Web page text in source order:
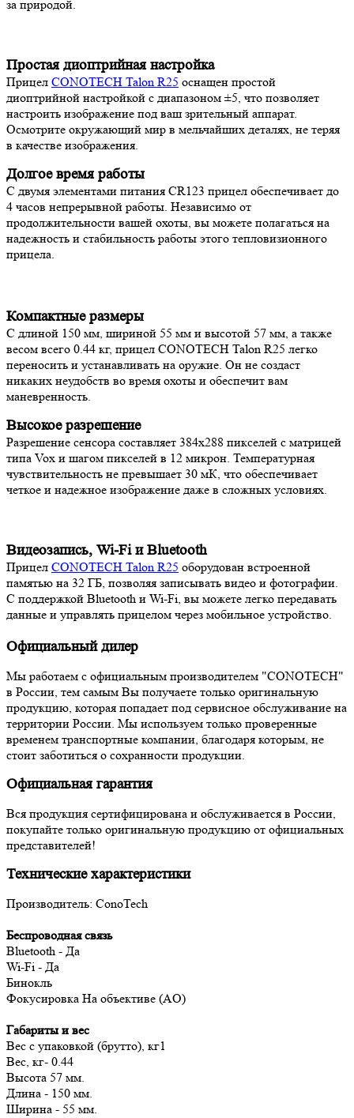
за природой.
Простая диоптрийная настройка
Прицел CONOTECH Talon R25 оснащен простой
диоптрийной настройкой с диапазоном ±5, что позволяет
настроить изображение под ваш зрительный аппарат.
Осмотрите окружающий мир в мельчайших деталях, не теряя
в качестве изображения.
Долгое время работы
С двумя элементами питания CR123 прицел обеспечивает до
4 часов непрерывной работы. Независимо от
продолжительности вашей охоты, вы можете полагаться на
надежность и стабильность работы этого тепловизионного
прицела.
Компактные размеры
С длиной 150 мм, шириной 55 мм и высотой 57 мм, а также
весом всего 0.44 кг, прицел CONOTECH Talon R25 легко
переносить и устанавливать на оружие. Он не создаст
никаких неудобств во время охоты и обеспечит вам
маневренность.
Высокое разрешение
Разрешение сенсора составляет 384x288 пикселей с матрицей
типа Vox и шагом пикселей в 12 микрон. Температурная
чувствительность не превышает 30 мК, что обеспечивает
четкое и надежное изображение даже в сложных условиях.
Видеозапись, Wi-Fi и Bluetooth
Прицел CONOTECH Talon R25 оборудован встроенной
памятью на 32 ГБ, позволяя записывать видео и фотографии.
С поддержкой Bluetooth и Wi-Fi, вы можете легко передавать
данные и управлять прицелом через мобильное устройство.
Официальный дилер
Мы работаем с официальным производителем "CONOTECH"
в России, тем самым Вы получаете только оригинальную
продукцию, которая попадает под сервисное обслуживание на
территории России. Мы используем только проверенные
временем транспортные компании, благодаря которым, не
стоит заботиться о сохранности продукции.
Официальная гарантия
Вся продукция сертифицирована и обслуживается в России,
покупайте только оригинальную продукцию от официальных
представителей!
Технические характеристики
Производитель: ConoTech
Беспроводная связь
Bluetooth - Да
Wi-Fi - Да
Бинокль
Фокусировка На объективе (AO)
Габариты и вес
Вес с упаковкой (брутто), кг1
Вес, кг- 0.44
Высота 57 мм.
Длина - 150 мм.
Ширина - 55 мм.